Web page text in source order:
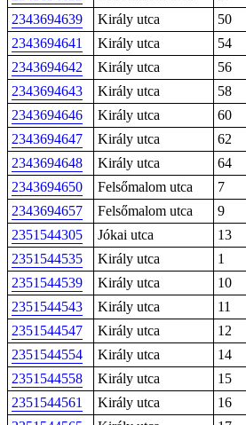
2343694639
Király utca 50
2343694641
Király utca 54
2343694642
Király utca 56
2343694643
Király utca 58
2343694646
Király utca 60
2343694647
Király utca 62
2343694648
Király utca 64
2343694650
Felsőmalom utca 7
2343694657
Felsőmalom utca 9
2351544305
Jókai utca 13
2351544535
Király utca 1
2351544539
Király utca 10
2351544543
Király utca 11
2351544547
Király utca 12
2351544554
Király utca 14
2351544558
Király utca 15
2351544561
Király utca 16